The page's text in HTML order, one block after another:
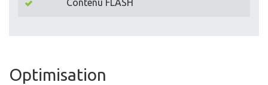
Contenu FLASH
Optimisation